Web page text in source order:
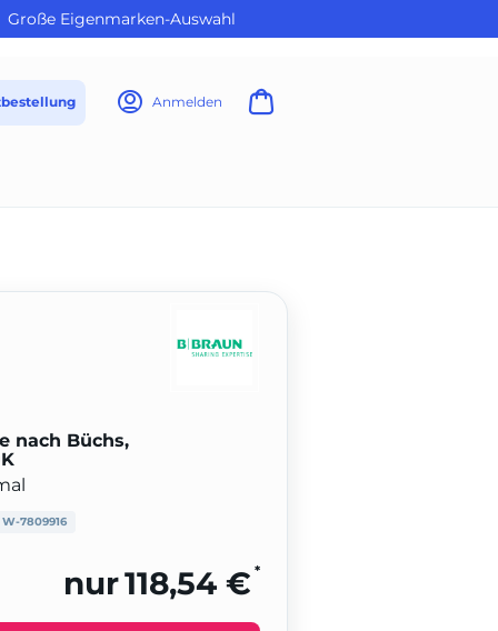
Große Eigenmarken-Auswahl
Anmelden
nach Büchs,
W-7809916
nur118,54 € *